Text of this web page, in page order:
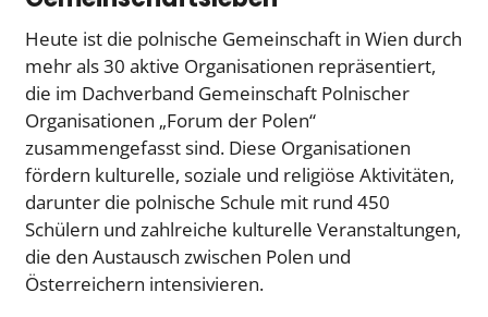
Heute ist die polnische Gemeinschaft in Wien durch
mehr als 30 aktive Organisationen repräsentiert,
die im Dachverband Gemeinschaft Polnischer
Organisationen „Forum der Polen“
zusammengefasst sind. Diese Organisationen
fördern kulturelle, soziale und religiöse Aktivitäten,
darunter die polnische Schule mit rund 450
Schülern und zahlreiche kulturelle Veranstaltungen,
die den Austausch zwischen Polen und
Österreichern intensivieren.